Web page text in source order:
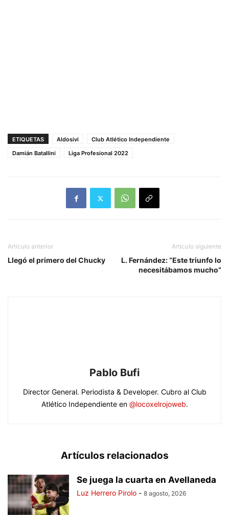
ETIQUETAS Aldosivi
Club Atlético Independiente
Damián Batallini
Liga Profesional 2022
Artículo anterior
Llegó el primero del Chucky
Artículo siguiente
L. Fernández: “Este triunfo lo
necesitábamos mucho”
Pablo Bufi
Director General. Periodista & Developer. Cubro al Club
Atlético Independiente en @locoxelrojoweb.
Artículos relacionados
Se juega la cuarta en Avellaneda
Luz Herrero Pirolo - 8 agosto, 2026